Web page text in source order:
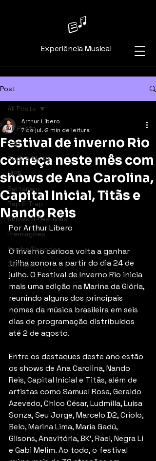
Experiência Musical
Post
All Posts
Pop
Rock & Metal
MPB
Sertanejo
Rap & Trap
Shows & Festivais
Premiações
Samba/Pagode
Carnaval
All Posts
Festival de inverno Rio
começa neste mês com
shows de Ana Carolina,
Capital Inicial, Titãs e
Nando Reis
Arthur Líbero
7 de jul. 2 min de leitura
Por Arthur Líbero
O inverno carioca volta a ganhar
trilha sonora a partir do dia 24 de
julho. O Festival de Inverno Rio inicia
mais uma edição na Marina da Glória,
reunindo alguns dos principais
nomes da música brasileira em seis
dias de programação distribuídos
até 2 de agosto.
Entre os destaques deste ano estão
os shows de Ana Carolina, Nando
Reis, Capital Inicial e Titãs, além de
artistas como Samuel Rosa, Geraldo
Azevedo, Chico César, Ludmilla, Luísa
Sonza, Seu Jorge, Marcelo D2, Criolo,
Belo, Marina Lima, Maria Gadú,
Gilsons, Anavitória, BK', Rael, Negra Li
e Gabi Melim. Ao todo, o festival